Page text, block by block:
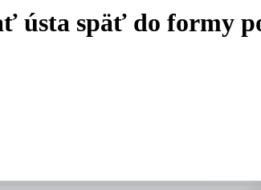
ústa späť do formy